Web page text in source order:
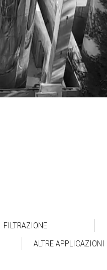
FILTRAZIONE
ALTRE APPLICAZIONI